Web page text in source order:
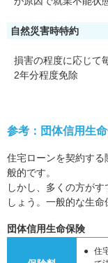
自然災害時特約
損害の程度に応じて
2年分程度免除
参考：団体信用生
住宅ローンを契約す
般的です。
しかし、多くの方が
しょう。一般的な生命
団体信用生命保険
住